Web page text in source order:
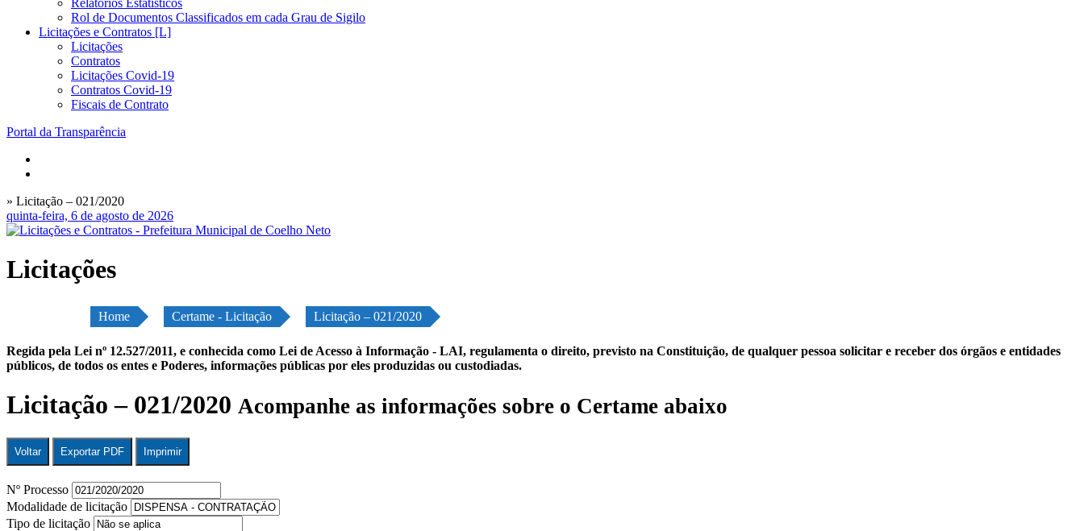
Relatórios Estatísticos
Rol de Documentos Classificados em cada Grau de Sigilo
Licitações e Contratos [L]
Licitações
Contratos
Licitações Covid-19
Contratos Covid-19
Fiscais de Contrato
Portal da Transparência
» Licitação – 021/2020
quinta-feira, 6 de agosto de 2026
Licitações
Home Certame - Licitação Licitação – 021/2020
Regida pela Lei nº 12.527/2011, e conhecida como Lei de Acesso à Informação - LAI, regulamenta o direito, previsto na Constituição, de qualquer pessoa solicitar e receber dos órgãos e entidades
públicos, de todos os entes e Poderes, informações públicas por eles produzidas ou custodiadas.
Licitação – 021/2020 Acompanhe as informações sobre o Certame abaixo
Voltar Exportar PDF Imprimir
Nº Processo
Modalidade de licitação
Tipo de licitação